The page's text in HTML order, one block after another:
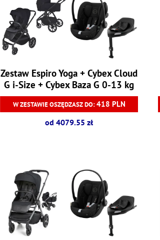
Zestaw Espiro Yoga + Cybex Cloud
G i-Size + Cybex Baza G 0-13 kg
W ZESTAWIE OSZĘDZASZ DO:418 PLN
od 4079.55 zł